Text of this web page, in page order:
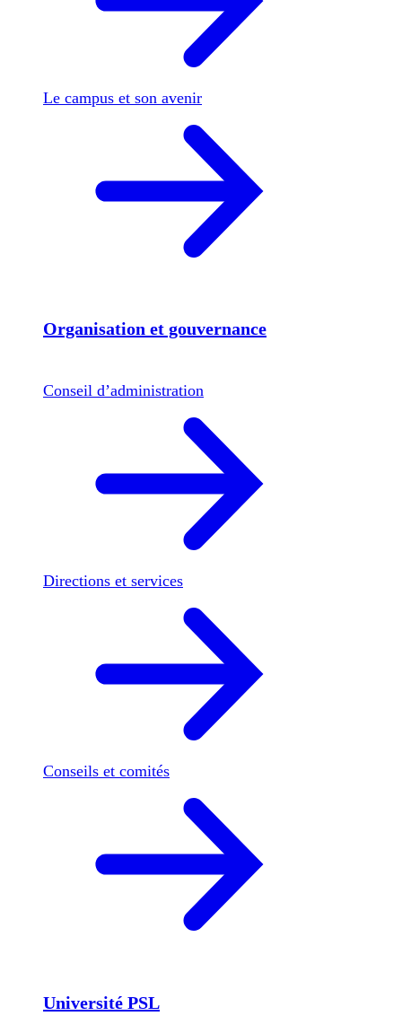
Le campus et son avenir
Organisation et gouvernance
Conseil d’administration
Directions et services
Conseils et comités
Université PSL